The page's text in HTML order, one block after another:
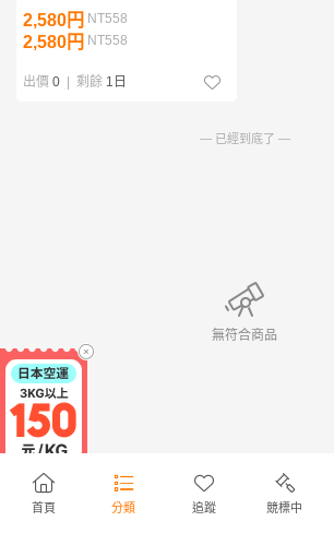
首頁 分類 追蹤 競標中
容 リフトアップ
2,580円 NT558
2,580円 NT558
出價 0 | 剩餘 1日
— 已經到底了 —
無符合商品